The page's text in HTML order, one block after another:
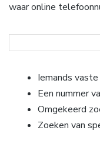
waar online
Iemands
Een nummer
Omgekeerd
Zoeken van